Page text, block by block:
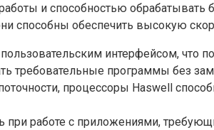
и способностью
способны обеспечить высокую
интерфейсом, что
требовательные программы без
процессоры Haswell
работе с приложениями,